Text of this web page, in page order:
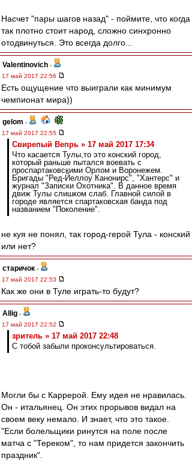
Насчет "пары шагов назад" - поймите, что когда
так плотно стоит народ, сложно синхронно
отодвинуться. Это всегда долго...
Valentinovich -
17 май 2017 22:56
Есть ощущение что выиграли как минимум
чемпионат мира))
gelom -
17 май 2017 22:55
Свирепый Вепрь » 17 май 2017 17:34
Что касается Тулы,то это конский город,
который раньше пытался воевать с
проспартаковскими Орлом и Воронежем.
Бригады "Ред-Йеллоу Канонирс", "Хантерс" и
журнал "Записки Охотника". В данное время
движ Тулы слишком слаб. Главной силой в
городе является спартаковская банда под
названием "Поколение".
не куя не понял, так город-герой Тула - конский
или нет?
старичок -
17 май 2017 22:53
Как же они в Туле играть-то будут?
Allig -
17 май 2017 22:52
зpитель » 17 май 2017 22:48
С тобой забыли проконсультироваться.
Могли бы с Каррерой. Ему идея не нравилась.
Он - итальянец. Он этих прорывов видал на
своем веку немало. И знает, что это такое.
"Если болельщики ринутся на поле после
матча с "Тереком", то нам придется закончить
праздник".